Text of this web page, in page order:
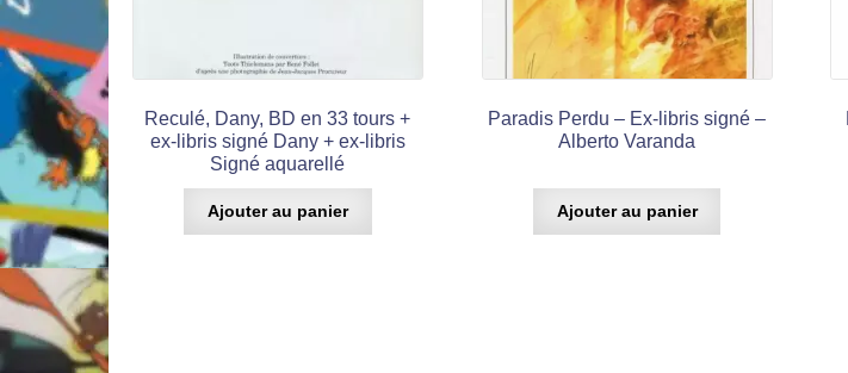
Reculé, Dany, BD en 33 tours +
ex-libris signé Dany + ex-libris
Signé aquarellé
Ajouter au panier
Paradis Perdu – Ex-libris signé –
Alberto Varanda
Ajouter au panier